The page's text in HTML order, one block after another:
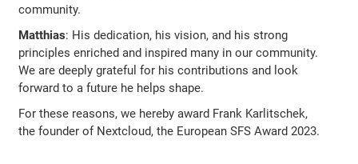
community.
Matthias: His dedication, his vision, and his strong
principles enriched and inspired many in our community.
We are deeply grateful for his contributions and look
forward to a future he helps shape.
For these reasons, we hereby award Frank Karlitschek,
the founder of Nextcloud, the European SFS Award 2023.